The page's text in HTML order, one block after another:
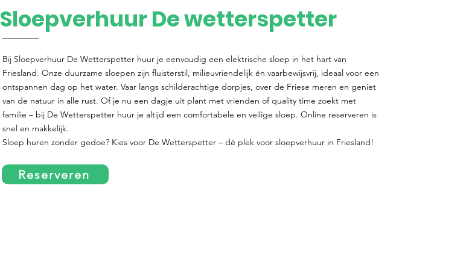
Sloepverhuur De wetterspetter
Bij Sloepverhuur De Wetterspetter huur je eenvoudig een elektrische sloep in het hart van
Friesland. Onze duurzame sloepen zijn fluisterstil, milieuvriendelijk én vaarbewijsvrij, ideaal voor een
ontspannen dag op het water. Vaar langs schilderachtige dorpjes, over de Friese meren en geniet
van de natuur in alle rust. Of je nu een dagje uit plant met vrienden of quality time zoekt met
familie – bij De Wetterspetter huur je altijd een comfortabele en veilige sloep. Online reserveren is
snel en makkelijk.
Sloep huren zonder gedoe? Kies voor De Wetterspetter – dé plek voor sloepverhuur in Friesland!
Reserveren